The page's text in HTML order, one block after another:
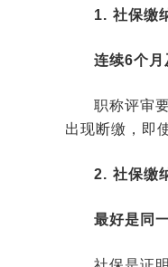
1. 社保缴
连续6个月
职称评审
出现断缴，即
2. 社保缴
最好是同